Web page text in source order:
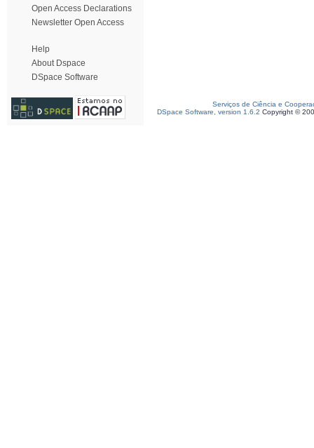
Open Access Declarations
Newsletter Open Access
Help
About Dspace
DSpace Software
Serviços de Ciência e
DSpace Software, version 1.6.2 Copyright ©